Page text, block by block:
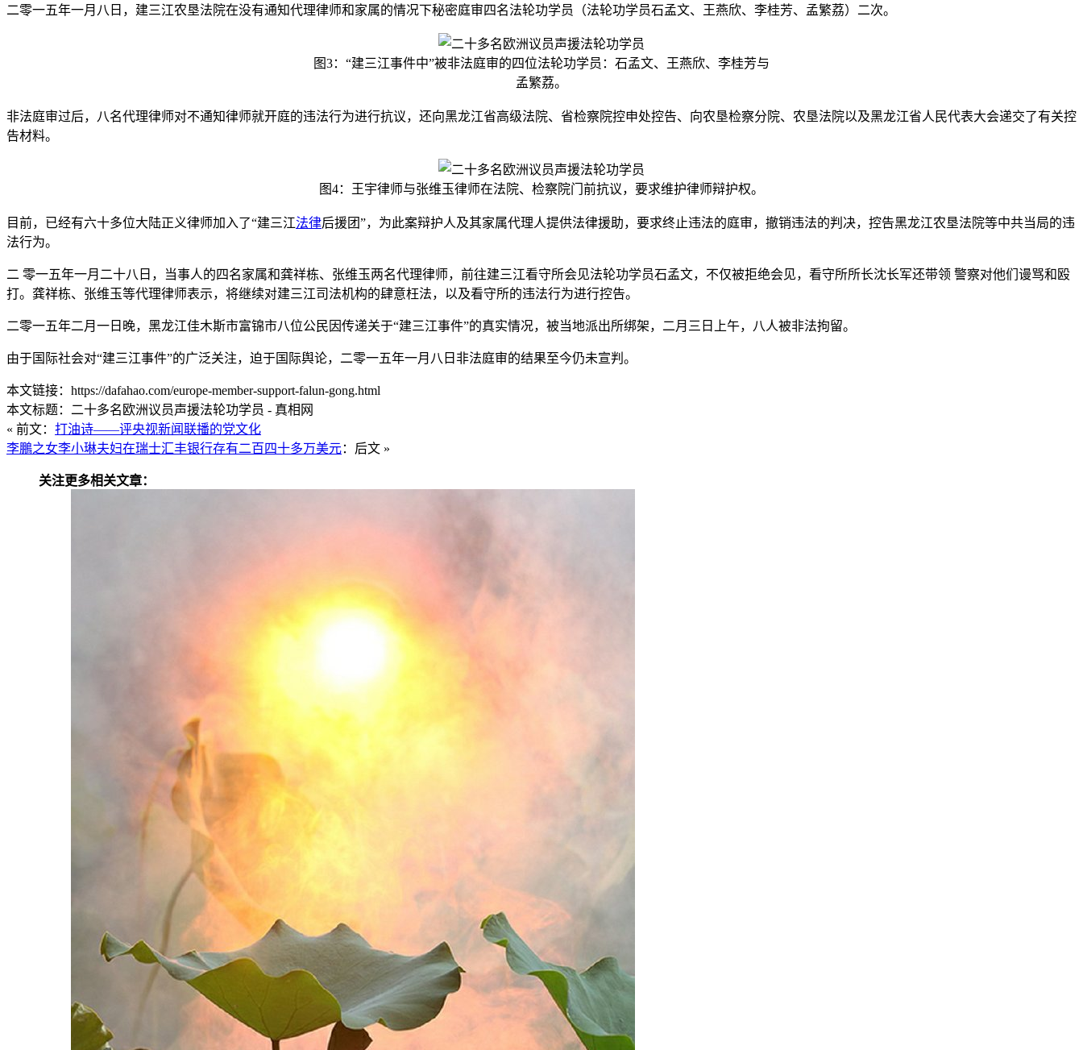
二零一五年一月八日，建三江农垦法院在没有通知代理律师和家属的情况下秘密庭审四名法轮功学员（法轮功学员石孟文、王燕欣、李桂芳、孟繁荔）二次。
图3：“建三江事件中”被非法庭审的四位法轮功学员：石孟文、王燕欣、李桂芳与
孟繁荔。
非法庭审过后，八名代理律师对不通知律师就开庭的违法行为进行抗议，还向黑龙江省高级法院、省检察院控申处控告、向农垦检察分院、农垦法院以及黑龙江省人民代表大会递交了有关控
告材料。
图4：王宇律师与张维玉律师在法院、检察院门前抗议，要求维护律师辩护权。
目前，已经有六十多位大陆正义律师加入了“建三江法律后援团”，为此案辩护人及其家属代理人提供法律援助，要求终止违法的庭审，撤销违法的判决，控告黑龙江农垦法院等中共当局的违
法行为。
二 零一五年一月二十八日，当事人的四名家属和龚祥栋、张维玉两名代理律师，前往建三江看守所会见法轮功学员石孟文，不仅被拒绝会见，看守所所长沈长军还带领 警察对他们谩骂和殴
打。龚祥栋、张维玉等代理律师表示，将继续对建三江司法机构的肆意枉法，以及看守所的违法行为进行控告。
二零一五年二月一日晚，黑龙江佳木斯市富锦市八位公民因传递关于“建三江事件”的真实情况，被当地派出所绑架，二月三日上午，八人被非法拘留。
由于国际社会对“建三江事件”的广泛关注，迫于国际舆论，二零一五年一月八日非法庭审的结果至今仍未宣判。
本文链接：https://dafahao.com/europe-member-support-falun-gong.html
本文标题：二十多名欧洲议员声援法轮功学员 - 真相网
« 前文： 打油诗——评央视新闻联播的党文化
李鵬之女李小琳夫妇在瑞士汇丰银行存有二百四十多万美元：后文 »
关注更多相关文章：